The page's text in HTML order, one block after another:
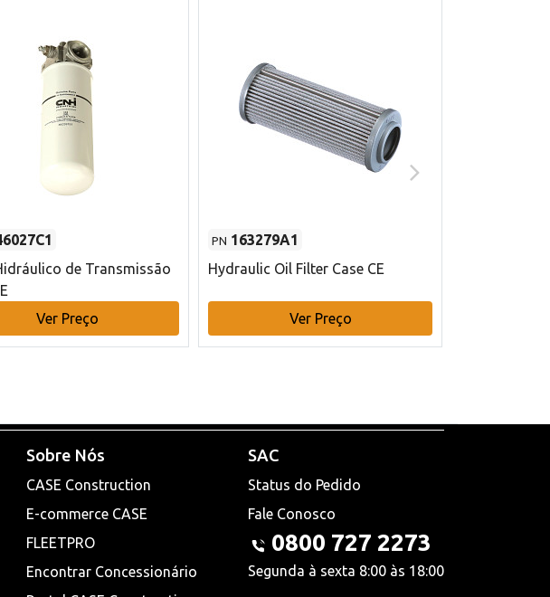
de Transmissão
Ver Preço
PN 163279A1
Hydraulic Oil Filter Case CE
Ver Preço
Sobre Nós
CASE Construction
E-commerce CASE
FLEETPRO
Encontrar Concessionário
SAC
Status do Pedido
Fale Conosco
0800 727 2273
Segunda à sexta 8:00 às 18:00